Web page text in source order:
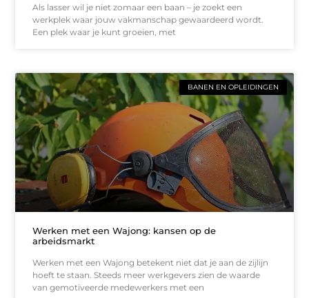
Als lasser wil je niet zomaar een baan – je zoekt een
werkplek waar jouw vakmanschap gewaardeerd wordt.
Een plek waar je kunt groeien, met
BANEN EN OPLEIDINGEN
Werken met een Wajong: kansen op de
arbeidsmarkt
Werken met een Wajong betekent niet dat je aan de zijlijn
hoeft te staan. Steeds meer werkgevers zien de waarde
van gemotiveerde medewerkers met een